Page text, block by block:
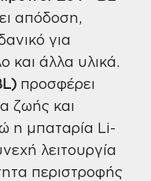
απόδοση,
για
και άλλα υλικά.
προσφέρει
ζωής και
η μπαταρία Li-
λειτουργία
περιστροφής